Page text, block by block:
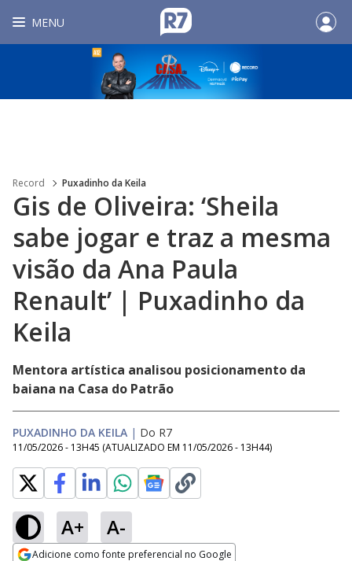
MENU
Record Puxadinho da Keila
Gis de Oliveira: ‘Sheila
sabe jogar e traz a mesma
visão da Ana Paula
Renault’ | Puxadinho da
Keila
Mentora artística analisou posicionamento da
baiana na Casa do Patrão
PUXADINHO DA KEILA | Do R7
11/05/2026 - 13H45 (ATUALIZADO EM 11/05/2026 - 13H44)
A+ A-
Adicione como fonte preferencial no Google
Loaded
56.99%